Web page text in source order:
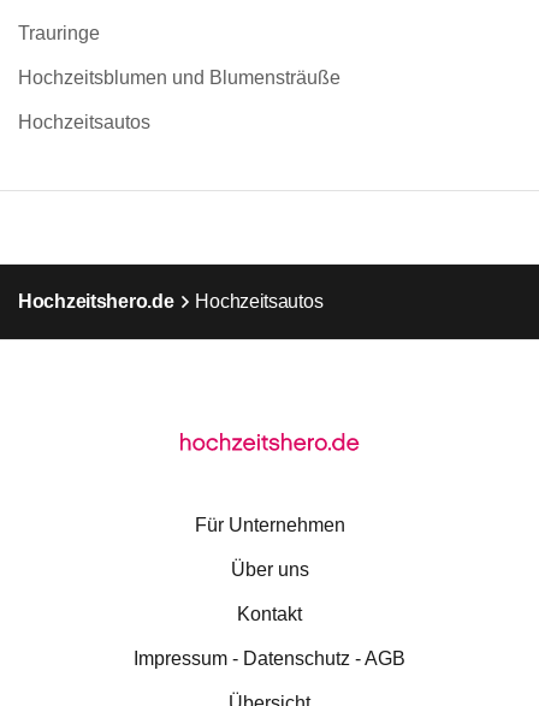
Trauringe
Hochzeitsblumen und Blumensträuße
Hochzeitsautos
Hochzeitshero.de Hochzeitsautos
Für Unternehmen
Über uns
Kontakt
Impressum - Datenschutz - AGB